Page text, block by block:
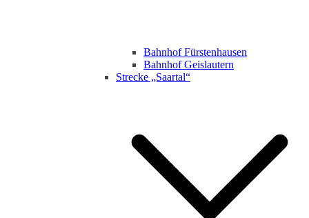
Bahnhof Fürstenhausen
Bahnhof Geislautern
Strecke „Saartal“